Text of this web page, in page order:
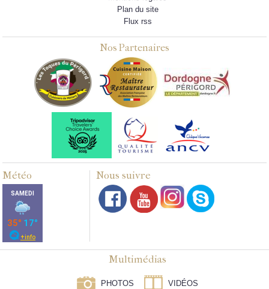
Plan du site
Flux rss
Nos Partenaires
Météo Nous suivre
Multimédias
PHOTOS VIDÉOS